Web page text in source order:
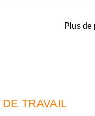
Plus de
TRAVAIL